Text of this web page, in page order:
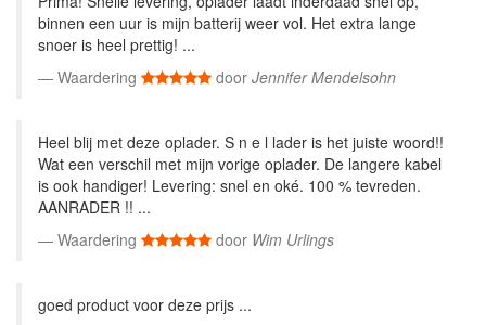
binnen een uur is mijn batterij weer vol. Het extra lange
snoer is heel prettig! ...
Waardering
door Jennifer Mendelsohn
Heel blij met deze oplader. S n e l lader is het juiste woord!!
Wat een verschil met mijn vorige oplader. De langere kabel
is ook handiger! Levering: snel en oké. 100 % tevreden.
AANRADER !! ...
Waardering
door Wim Urlings
goed product voor deze prijs ...